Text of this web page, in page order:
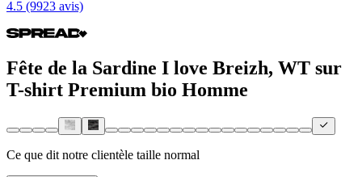
4.5 (9923 avis)
Fête de la Sardine I love Breizh, WT sur
T-shirt Premium bio Homme
Ce que dit notre clientèle taille normal